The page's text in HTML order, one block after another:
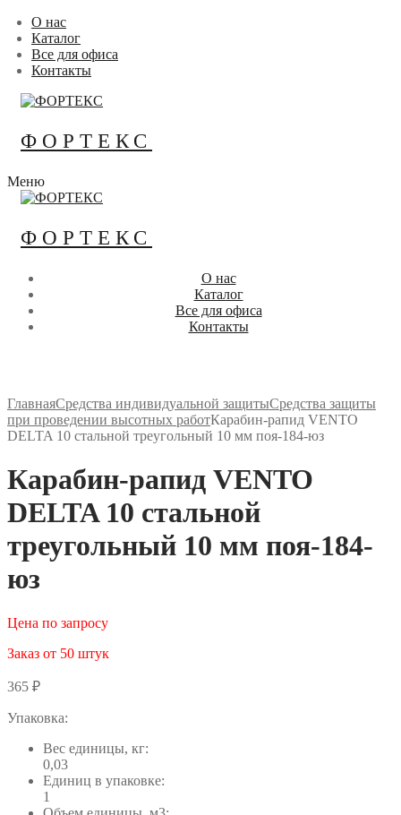
Перейти
содержимому
Меню
Закрыть
О нас
Каталог
Все для офиса
Контакты
ФОРТЕКС
Меню
ФОРТЕКС
О нас
Каталог
Все для офиса
Контакты
ГлавнаяСредства индивидуальной защитыСредства защиты
при проведении высотных работКарабин-рапид VENTO
DELTA 10 стальной треугольный 10 мм поя-184-юз
Карабин-рапид VENTO
DELTA 10 стальной
треугольный 10 мм поя-184-
юз
Цена по запросу
Заказ от 50 штук
365 ₽
Упаковка:
Вес единицы, кг:
0,03
Единиц в упаковке:
1